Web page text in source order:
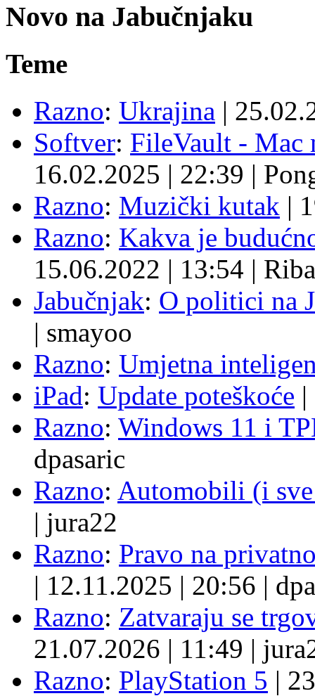
Novo na Jabučnjaku
Teme
Razno: Ukrajina |
Softver: FileVault - Mac
16.02.2025 | 22:39 |
Razno: Muzički kutak |
Razno: Kakva je
15.06.2022 | 13:54 | Riba
Jabučnjak: O politici na
| smayoo
Razno: Umjetna
iPad: Update poteškoće |
Razno: Windows 11 i
dpasaric
Razno: Automobili (i
| jura22
Razno: Pravo na
| 12.11.2025 | 20:56 |
Razno: Zatvaraju se
21.07.2026 | 11:49 |
Razno: PlayStation 5 |